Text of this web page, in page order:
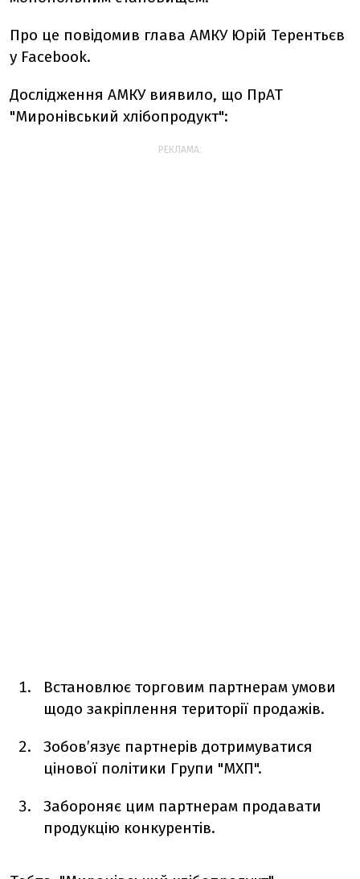
Про це повідомив глава АМКУ Юрій Терентьєв
у Facebook.
Дослідження АМКУ виявило, що ПрАТ
"Миронівський хлібопродукт":
РЕКЛАМА:
Встановлює торговим партнерам умови
щодо закріплення території продажів.
Зобов’язує партнерів дотримуватися
цінової політики Групи "МХП".
Забороняє цим партнерам продавати
продукцію конкурентів.